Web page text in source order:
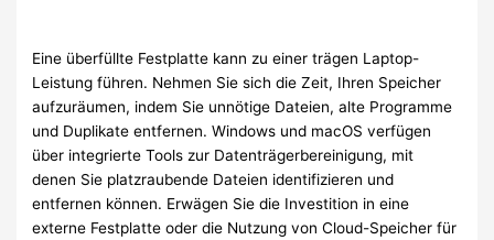
Eine überfüllte Festplatte kann zu einer trägen Laptop-
Leistung führen. Nehmen Sie sich die Zeit, Ihren Speicher
aufzuräumen, indem Sie unnötige Dateien, alte Programme
und Duplikate entfernen. Windows und macOS verfügen
über integrierte Tools zur Datenträgerbereinigung, mit
denen Sie platzraubende Dateien identifizieren und
entfernen können. Erwägen Sie die Investition in eine
externe Festplatte oder die Nutzung von Cloud-Speicher für